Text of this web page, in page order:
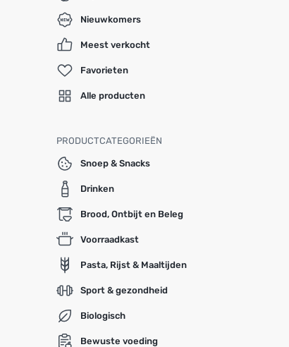
Nieuwkomers
Meest verkocht
Favorieten
Alle producten
PRODUCTCATEGORIEËN
Snoep & Snacks
Drinken
Brood, Ontbijt en Beleg
Voorraadkast
Pasta, Rijst & Maaltijden
Sport & gezondheid
Biologisch
Bewuste voeding